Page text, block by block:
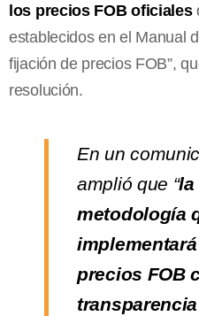
los precios FOB oficiales
establecidos en el Manual
fijación de precios FOB”,
resolución.
En un
amplió que “la
metodología
precios FOB